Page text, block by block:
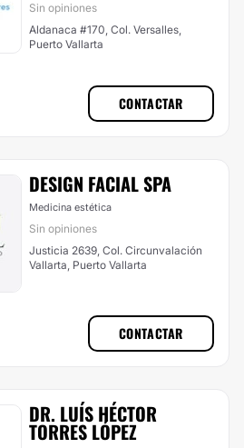
Sin opiniones
Aldanaca #170, Col. Versalles,
Puerto Vallarta
CONTACTAR
DESIGN FACIAL SPA
Medicina estética
Sin opiniones
Justicia 2639, Col. Circunvalación
Vallarta, Puerto Vallarta
CONTACTAR
DR. LUÍS HÉCTOR
TORRES LÓPEZ